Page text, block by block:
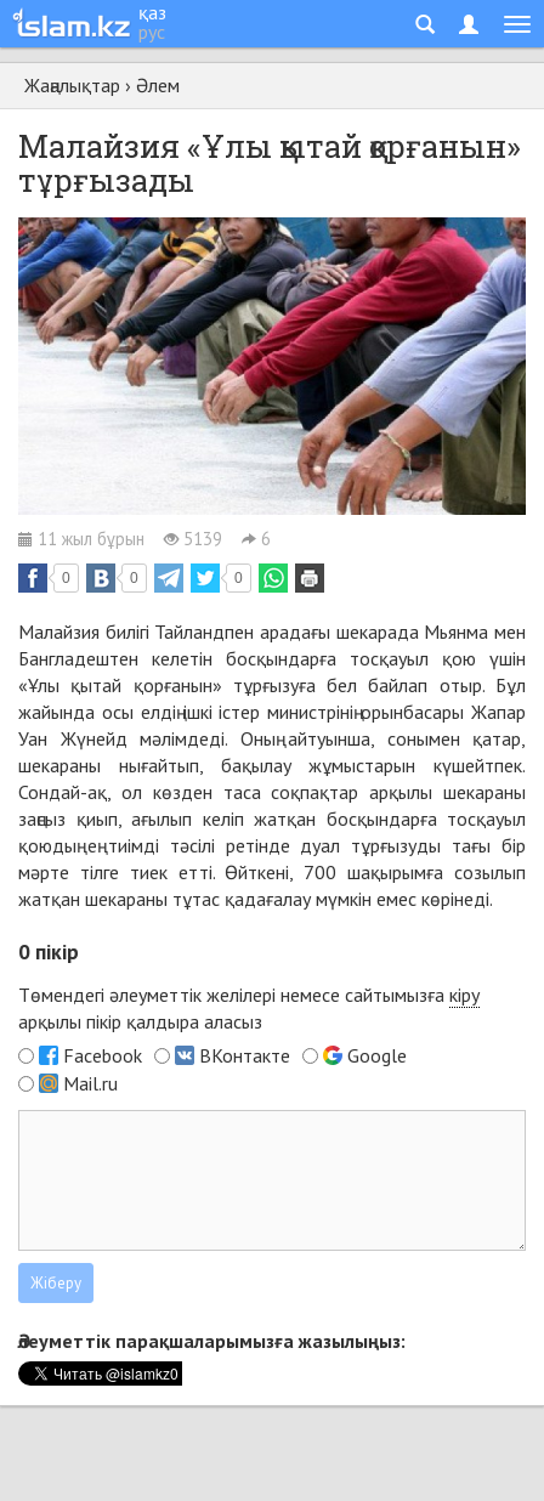
қаз
рус
Жаңалықтар › Әлем
Малайзия «Ұлы қытай қорғанын»
тұрғызады
11 жыл бұрын 5139 6
0 0 0
Малайзия билігі Тайландпен арадағы шекарада Мьянма мен
Бангладештен келетін босқындарға тосқауыл қою үшін
«Ұлы қытай қорғанын» тұрғызуға бел байлап отыр. Бұл
жайында осы елдің ішкі істер министрінің орынбасары Жапар
Уан Жүнейд мәлімдеді. Оның айтуынша, сонымен қатар,
шекараны нығайтып, бақылау жұмыстарын күшейтпек.
Сондай-ақ, ол көзден таса соқпақтар арқылы шекараны
заңсыз қиып, ағылып келіп жатқан босқындарға тосқауыл
қоюдың ең тиімді тәсілі ретінде дуал тұрғызуды тағы бір
мәрте тілге тиек етті. Өйткені, 700 шақырымға созылып
жатқан шекараны тұтас қадағалау мүмкін емес көрінеді.
0 пікір
Төмендегі әлеуметтік желілері немесе сайтымызға кіру
арқылы пікір қалдыра аласыз
Facebook
ВКонтакте
Google
Mail.ru
Әлеуметтік парақшаларымызға жазылыңыз: